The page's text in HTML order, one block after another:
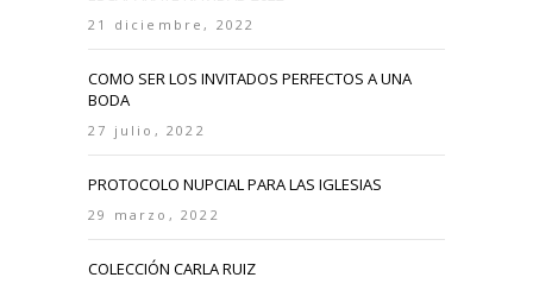
21 diciembre, 2022
COMO SER LOS INVITADOS PERFECTOS A UNA
BODA
27 julio, 2022
PROTOCOLO NUPCIAL PARA LAS IGLESIAS
29 marzo, 2022
COLECCIÓN CARLA RUIZ